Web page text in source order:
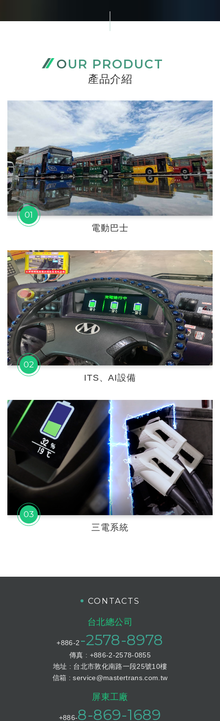
OUR PRODUCT
產品介紹
01
電動巴士
02
ITS、AI設備
03
三電系統
CONTACTS
台北總公司
+886-2 -2578-8978
傳真 : +886-2-2578-0855
地址 : 台北市敦化南路一段25號10樓
信箱 :service@mastertrans.com.tw
屏東工廠
+886-8-869-1689